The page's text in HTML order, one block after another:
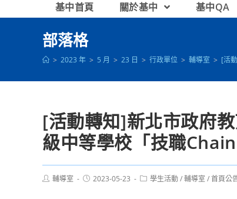
基中首頁 關於基中 基中QA
部落格
> 2023 年 > 5 月 > 23 日 > 行政單位 > 輔導室 > [活
[活動轉知]新北市政府
級中等學校「技職
Post輔導室
Post2023-05-23
Post學生活動/輔導室 /首頁公